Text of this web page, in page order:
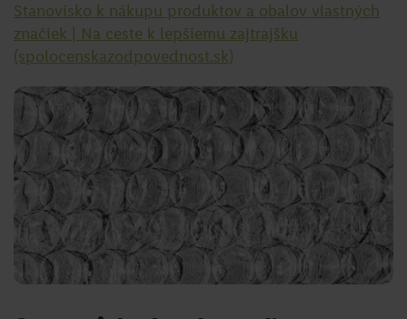
Stanovisko k nákupu produktov a obalov vlastných
značiek | Na ceste k lepšiemu zajtrajšku
(spolocenskazodpovednost.sk)